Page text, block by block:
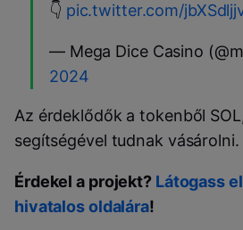
👇 pic.twitter.com/
— Mega Dice Casino
2024
Az érdeklődők a tokenből
segítségével tudnak vásárolni.
Érdekel a projekt? Látogass
hivatalos oldalára!